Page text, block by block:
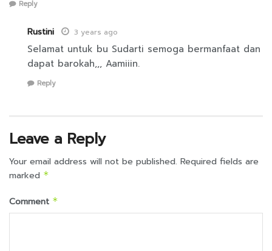
Reply
Rustini 3 years ago
Selamat untuk bu Sudarti semoga bermanfaat dan
dapat barokah,,, Aamiiin.
Reply
Leave a Reply
Your email address will not be published. Required fields are
marked *
Comment *